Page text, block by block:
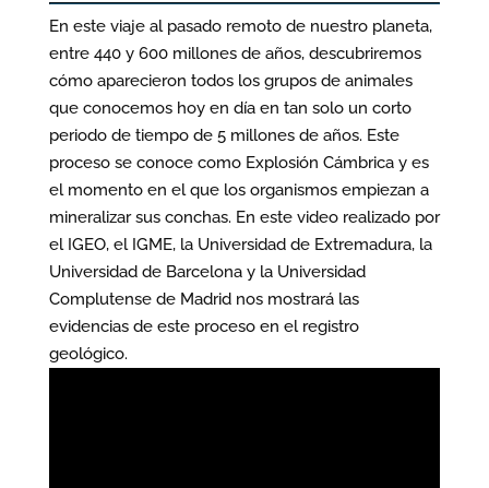
En este viaje al pasado remoto de nuestro planeta,
entre 440 y 600 millones de años, descubriremos
cómo aparecieron todos los grupos de animales
que conocemos hoy en día en tan solo un corto
periodo de tiempo de 5 millones de años. Este
proceso se conoce como Explosión Cámbrica y es
el momento en el que los organismos empiezan a
mineralizar sus conchas. En este video realizado por
el IGEO, el IGME, la Universidad de Extremadura, la
Universidad de Barcelona y la Universidad
Complutense de Madrid nos mostrará las
evidencias de este proceso en el registro
geológico.